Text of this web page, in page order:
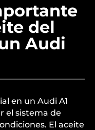
del
Audi
en un Audi A1
el sistema de
El aceite